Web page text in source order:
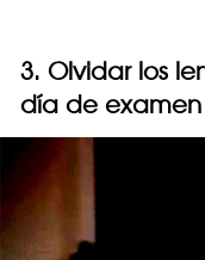
3. Olvidar los
día de examen